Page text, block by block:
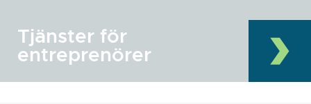
Tjänster för
entreprenörer